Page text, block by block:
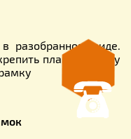
в разобранном виде.
планки между